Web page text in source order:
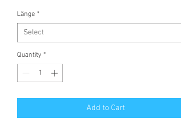
Länge *
Select
Quantity *
Add to Cart